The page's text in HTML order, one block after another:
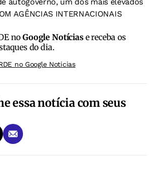
AGÊNCIAS INTERNACIONAIS
noGoogle Notíciase receba os
do dia.
no Google Noticias
essa notícia com seus